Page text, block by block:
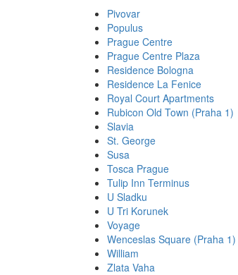
Pivovar
Populus
Prague Centre
Prague Centre Plaza
Residence Bologna
Residence La Fenice
Royal Court Apartments
Rubicon Old Town (Praha 1)
Slavia
St. George
Susa
Tosca Prague
Tulip Inn Terminus
U Sladku
U Tri Korunek
Voyage
Wenceslas Square (Praha 1)
William
Zlata Vaha